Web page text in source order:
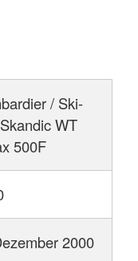
/ Ski-
WT
500F
2000